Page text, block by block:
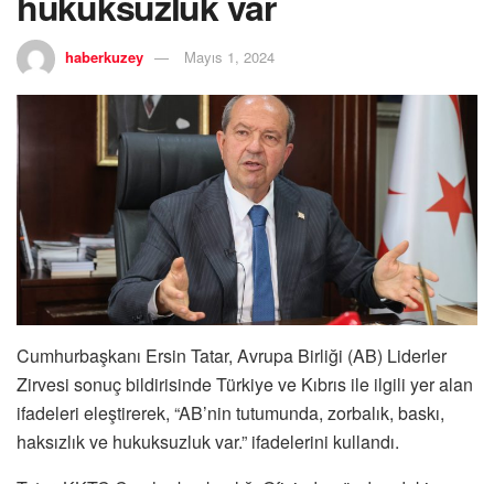
haberkuzey Mayıs 1, 2024
Cumhurbaşkanı Ersin Tatar, Avrupa Birliği (AB) Liderler
Zirvesi sonuç bildirisinde Türkiye ve Kıbrıs ile ilgili yer alan
ifadeleri eleştirerek, “AB’nin tutumunda, zorbalık, baskı,
haksızlık ve hukuksuzluk var.” ifadelerini kullandı.